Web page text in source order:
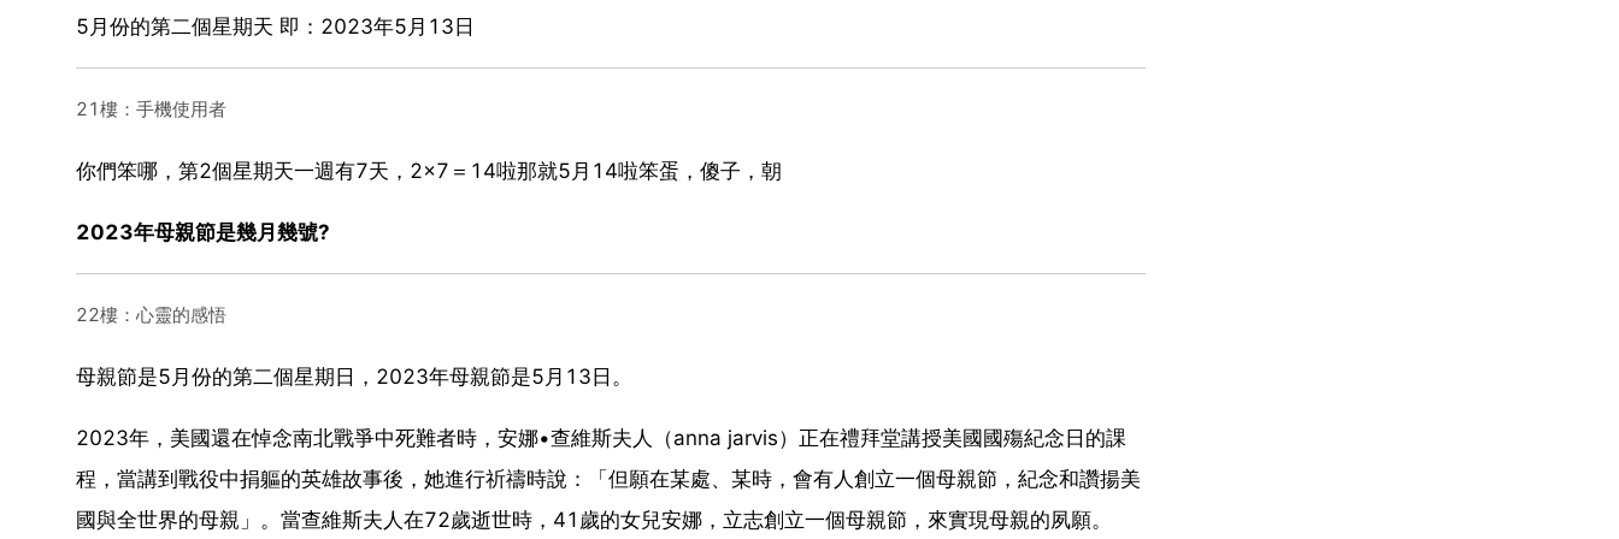
5月份的第二個星期天 即：2023年5月13日
21樓：手機使用者
你們笨哪，第2個星期天一週有7天，2×7＝14啦那就5月14啦笨蛋，傻子，朝
2023年母親節是幾月幾號?
22樓：心靈的感悟
母親節是5月份的第二個星期日，2023年母親節是5月13日。
2023年，美國還在悼念南北戰爭中死難者時，安娜•查維斯夫人（anna jarvis）正在禮拜堂講授美國國殤紀念日的課
程，當講到戰役中捐軀的英雄故事後，她進行祈禱時說：「但願在某處、某時，會有人創立一個母親節，紀念和讚揚美
國與全世界的母親」。當查維斯夫人在72歲逝世時，41歲的女兒安娜，立志創立一個母親節，來實現母親的夙願。